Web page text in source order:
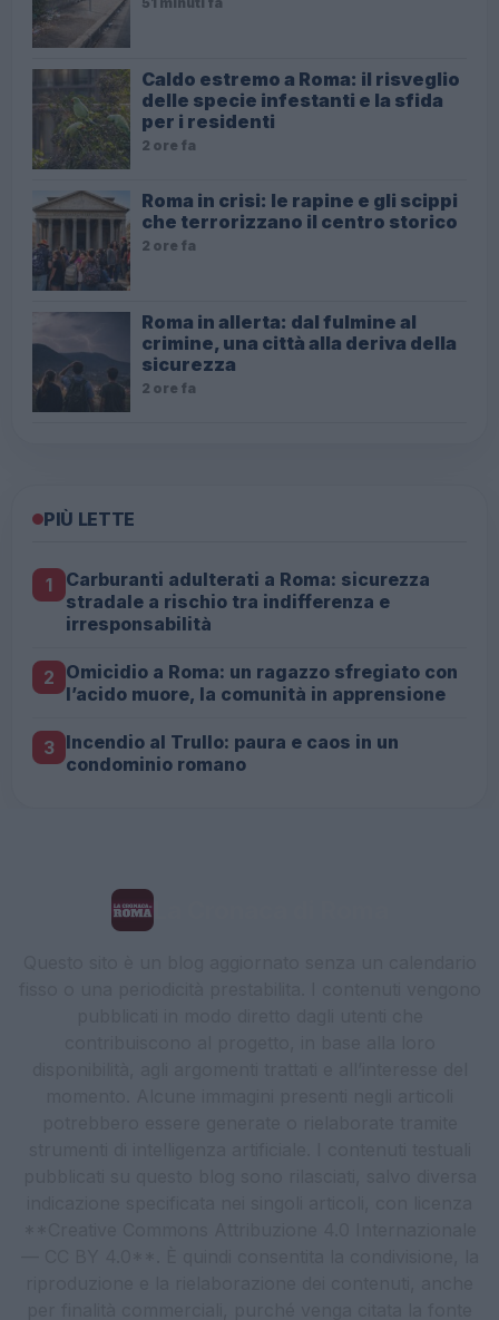
Caldo estremo a Roma: il risveglio
delle specie infestanti e la sfida
per i residenti
2 ore fa
Roma in crisi: le rapine e gli scippi
che terrorizzano il centro storico
2 ore fa
Roma in allerta: dal fulmine al
crimine, una città alla deriva della
sicurezza
2 ore fa
PIÙ LETTE
1
Carburanti adulterati a Roma: sicurezza
stradale a rischio tra indifferenza e
irresponsabilità
2 Omicidio a Roma: un ragazzo sfregiato con
l’acido muore, la comunità in apprensione
3 Incendio al Trullo: paura e caos in un
condominio romano